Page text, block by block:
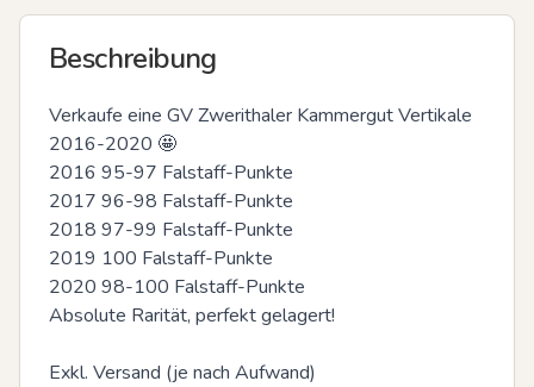
Beschreibung
Verkaufe eine GV Zwerithaler Kammergut Vertikale
2016-2020 🤩
2016 95-97 Falstaff-Punkte
2017 96-98 Falstaff-Punkte
2018 97-99 Falstaff-Punkte
2019 100 Falstaff-Punkte
2020 98-100 Falstaff-Punkte
Absolute Rarität, perfekt gelagert!
Exkl. Versand (je nach Aufwand)